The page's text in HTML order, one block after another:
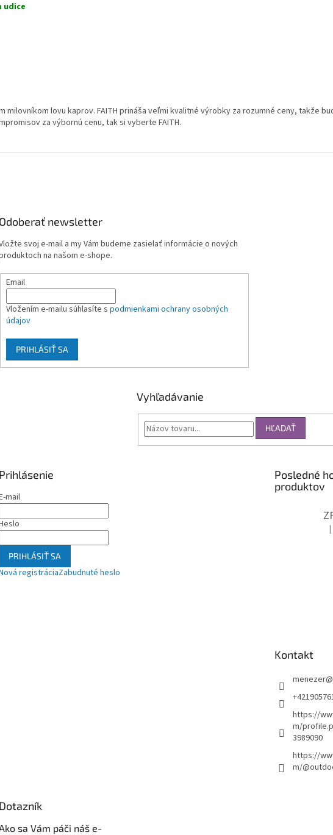
udice
milovníkom lovu kaprov. FAITH prináša veľmi kvalitné výrobky za rozumné ceny, takže
za výbornú cenu, tak si vyberte FAITH.
Odoberať newsletter
svoj e-mail a my Vám budeme zasielať informácie o nových
na našom e-shope.
Email
Vložením e-mailu súhlasíte s podmienkami ochrany osobných
údajov
PRIHLÁSIŤ SA
Vyhľadávanie
HĽADAŤ
Prihlásenie
mail
PRIHLÁSIŤ SA
registráciaZabudnuté heslo
Posledné
produktov
|
Kontakt
menezer@
https://
m/
3989090
https://
m/
Dotazník
sa Vám páči náš e-